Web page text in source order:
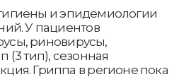
и эпидемиологии
У пациентов
риновирусы,
(3 тип), сезонная
Гриппа в регионе пока